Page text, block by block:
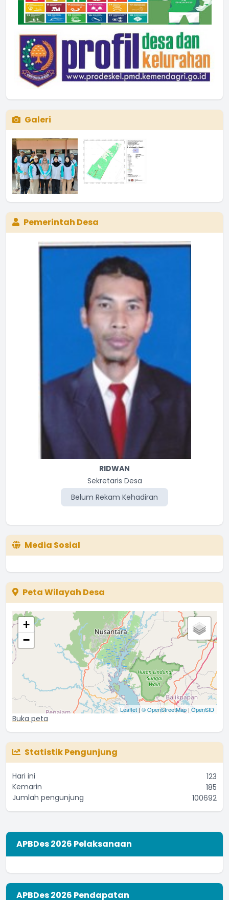
Galeri
Pemerintah Desa
RIDWAN
Sekretaris Desa
Belum Rekam Kehadiran
EKA INDAH LESTARI
Kasi Pemerintahan
Media Sosial
Peta Wilayah Desa
+
−
Leaflet |© OpenStreetMap | OpenSID
Buka peta
Statistik Pengunjung
Hari ini
123
Kemarin
185
Jumlah pengunjung
100692
APBDes 2026 Pelaksanaan
APBDes 2026 Pendapatan